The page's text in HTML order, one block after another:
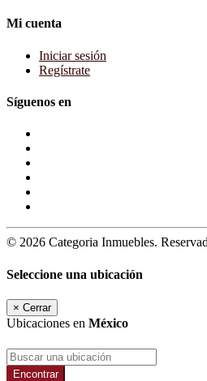
Mi cuenta
Iniciar sesión
Regístrate
Síguenos en
© 2026 Categoria Inmuebles.
Seleccione una ubicación
× Cerrar
Ubicaciones en México
Encontrar